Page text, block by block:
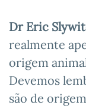
Dr Eric
realmente
origem
Devemos
são de